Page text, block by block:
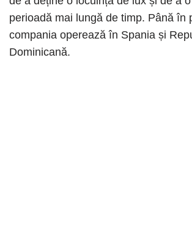
perioadă mai lungă de timp. Până în
compania operează în Spania și
Dominicană.